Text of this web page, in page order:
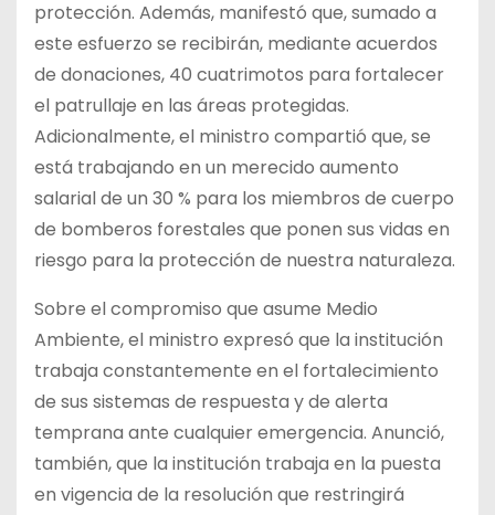
protección. Además, manifestó que, sumado a
este esfuerzo se recibirán, mediante acuerdos
de donaciones, 40 cuatrimotos para fortalecer
el patrullaje en las áreas protegidas.
Adicionalmente, el ministro compartió que, se
está trabajando en un merecido aumento
salarial de un 30 % para los miembros de cuerpo
de bomberos forestales que ponen sus vidas en
riesgo para la protección de nuestra naturaleza.
Sobre el compromiso que asume Medio
Ambiente, el ministro expresó que la institución
trabaja constantemente en el fortalecimiento
de sus sistemas de respuesta y de alerta
temprana ante cualquier emergencia. Anunció,
también, que la institución trabaja en la puesta
en vigencia de la resolución que restringirá